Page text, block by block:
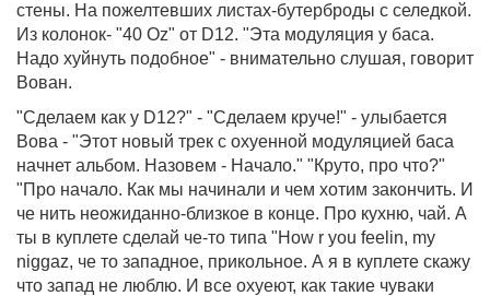
стены. На пожелтевших листах-бутерброды с селедкой.
Из колонок- "40 Oz" от D12. "Эта модуляция у баса.
Надо хуйнуть подобное" - внимательно слушая, говорит
Вован.
"Сделаем как у D12?" - "Сделаем круче!" - улыбается
Вова - "Этот новый трек с охуенной модуляцией баса
начнет альбом. Назовем - Начало." "Круто, про что?"
"Про начало. Как мы начинали и чем хотим закончить. И
че нить неожиданно-близкое в конце. Про кухню, чай. А
ты в куплете сделай че-то типа "How r you feelin, my
niggaz, че то западное, прикольное. А я в куплете скажу
что запад не люблю. И все охуеют, как такие чуваки